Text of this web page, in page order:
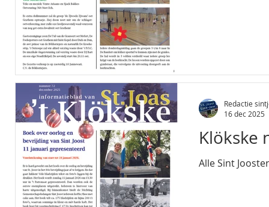
Klökske
Alle Sint
Redactie
16 dec 2025